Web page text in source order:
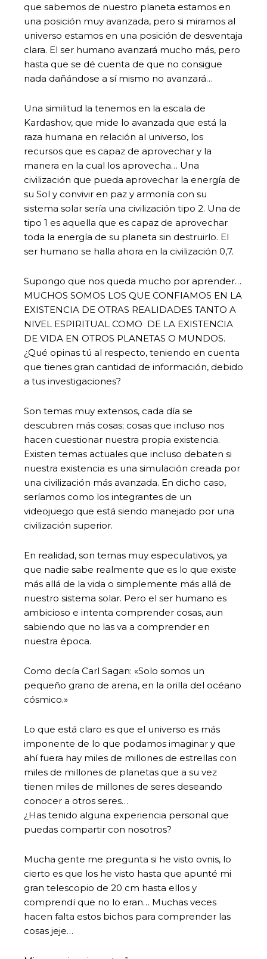
que sabemos de nuestro planeta estamos en
una posición muy avanzada, pero si miramos al
universo estamos en una posición de desventaja
clara. El ser humano avanzará mucho más, pero
hasta que se dé cuenta de que no consigue
nada dañándose a sí mismo no avanzará…
Una similitud la tenemos en la escala de
Kardashov, que mide lo avanzada que está la
raza humana en relación al universo, los
recursos que es capaz de aprovechar y la
manera en la cual los aprovecha… Una
civilización que pueda aprovechar la energía de
su Sol y convivir en paz y armonía con su
sistema solar sería una civilización tipo 2. Una de
tipo 1 es aquella que es capaz de aprovechar
toda la energía de su planeta sin destruirlo. El
ser humano se halla ahora en la civilización 0,7.
Supongo que nos queda mucho por aprender…
MUCHOS SOMOS LOS QUE CONFIAMOS EN LA
EXISTENCIA DE OTRAS REALIDADES TANTO A
NIVEL ESPIRITUAL COMO DE LA EXISTENCIA
DE VIDA EN OTROS PLANETAS O MUNDOS.
¿Qué opinas tú al respecto, teniendo en cuenta
que tienes gran cantidad de información, debido
a tus investigaciones?
Son temas muy extensos, cada día se
descubren más cosas; cosas que incluso nos
hacen cuestionar nuestra propia existencia.
Existen temas actuales que incluso debaten si
nuestra existencia es una simulación creada por
una civilización más avanzada. En dicho caso,
seríamos como los integrantes de un
videojuego que está siendo manejado por una
civilización superior.
En realidad, son temas muy especulativos, ya
que nadie sabe realmente que es lo que existe
más allá de la vida o simplemente más allá de
nuestro sistema solar. Pero el ser humano es
ambicioso e intenta comprender cosas, aun
sabiendo que no las va a comprender en
nuestra época.
Como decía Carl Sagan: «Solo somos un
pequeño grano de arena, en la orilla del océano
cósmico.»
Lo que está claro es que el universo es más
imponente de lo que podamos imaginar y que
ahí fuera hay miles de millones de estrellas con
miles de millones de planetas que a su vez
tienen miles de millones de seres deseando
conocer a otros seres…
¿Has tenido alguna experiencia personal que
puedas compartir con nosotros?
Mucha gente me pregunta si he visto ovnis, lo
cierto es que los he visto hasta que apunté mi
gran telescopio de 20 cm hasta ellos y
comprendí que no lo eran… Muchas veces
hacen falta estos bichos para comprender las
cosas jeje…